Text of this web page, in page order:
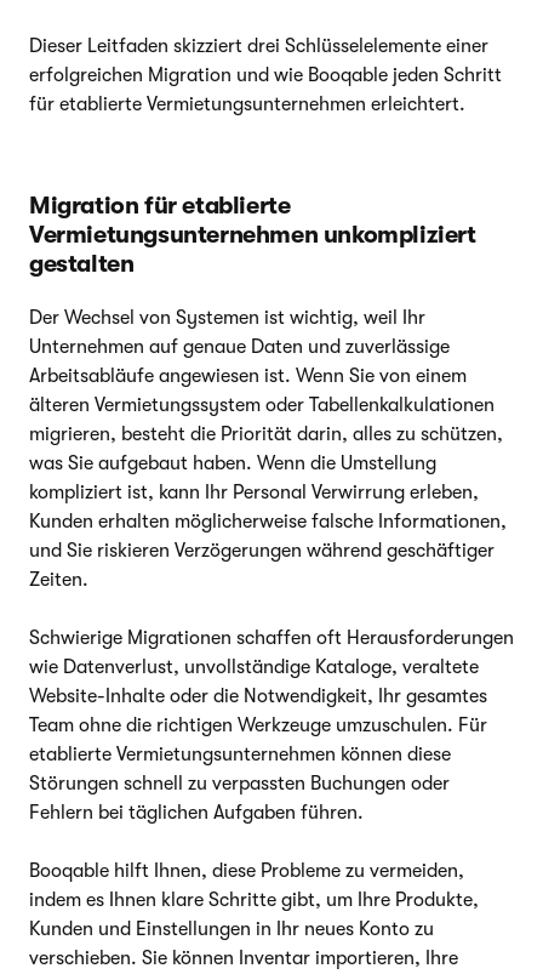
Dieser Leitfaden skizziert drei Schlüsselelemente einer
erfolgreichen Migration und wie Booqable jeden Schritt
für etablierte Vermietungsunternehmen erleichtert.
Migration für etablierte
Vermietungsunternehmen unkompliziert
gestalten
Der Wechsel von Systemen ist wichtig, weil Ihr
Unternehmen auf genaue Daten und zuverlässige
Arbeitsabläufe angewiesen ist. Wenn Sie von einem
älteren Vermietungssystem oder Tabellenkalkulationen
migrieren, besteht die Priorität darin, alles zu schützen,
was Sie aufgebaut haben. Wenn die Umstellung
kompliziert ist, kann Ihr Personal Verwirrung erleben,
Kunden erhalten möglicherweise falsche Informationen,
und Sie riskieren Verzögerungen während geschäftiger
Zeiten.
Schwierige Migrationen schaffen oft Herausforderungen
wie Datenverlust, unvollständige Kataloge, veraltete
Website-Inhalte oder die Notwendigkeit, Ihr gesamtes
Team ohne die richtigen Werkzeuge umzuschulen. Für
etablierte Vermietungsunternehmen können diese
Störungen schnell zu verpassten Buchungen oder
Fehlern bei täglichen Aufgaben führen.
Booqable hilft Ihnen, diese Probleme zu vermeiden,
indem es Ihnen klare Schritte gibt, um Ihre Produkte,
Kunden und Einstellungen in Ihr neues Konto zu
verschieben. Sie können Inventar importieren, Ihre